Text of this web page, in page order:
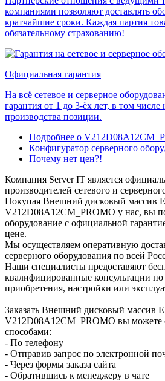
компаниями позволяют доставлять
кратчайшие сроки. Каждая партия
обязательному страхованию!
Официальная гарантия
На всё сетевое и серверное
гарантия от 1 до 3-ёх лет, в том числе
производства позиции.
Подробнее о
Конфигуратор серверного
Почему нет цен?!
Компания Server IT является
производителей сетевого и
Покупая Внешний дисковый массив
V212D08A12CM_PROMO у нас, вы
оборудование с официальной
цене.
Мы осуществляем оперативную
серверного оборудования по всей
Наши специалисты предоставяют
квалифицированные консультации
приобретения, настройки или
Заказать Внешний дисковый массив
V212D08A12CM_PROMO вы
способами:
- По телефону
- Отправив запрос по электронной
- Через формы заказа сайта
- Обратившись к менеджеру в чате